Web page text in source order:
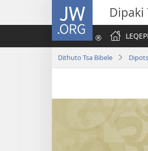
JW.ORG Dipaki
Dithuto Tsa Bibele